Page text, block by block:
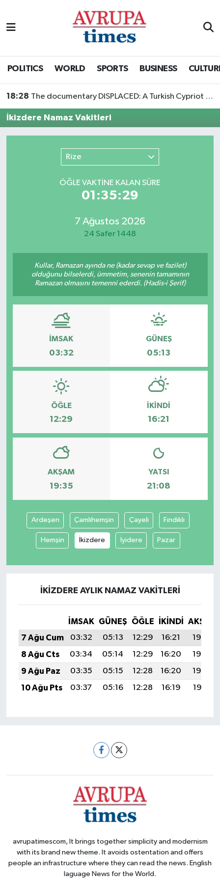
POLITICS WORLD SPORTS BUSINESS
18:28 The documentary DISPLACED: A Turkish Cypriot Story is now available to watch
İkizdere Namaz Vakitleri
Rize
ÖĞLE VAKTİNE KALAN SÜRE
01:35:29
7 Ağustos 2026
24 Safer 1448
Kullar, Ramazan ayında ne (kadar sevap ve fazilet)
olduğunu bilselerdi, ümmetim, senenin tamamının
Ramazan olmasını temenni ederdi. (Hadis-i Şerif)
İMSAK
03:32
GÜNEŞ
05:13
ÖĞLE
12:29
İKINDI
16:21
AKŞAM
19:35
YATSI
21:08
Ardeşen Çamlıhemşin Çayeli Fındıklı
Hemşin İkizdere İyidere Pazar
İKIZDERE AYLIK NAMAZ VAKITLERI
İMSAK GÜNEŞ ÖĞLE İKINDI
AKŞAM
7 Ağu Cum
03:32 05:13 12:29 16:21
19:35
8 Ağu Cts
03:34 05:14 12:29 16:20
19:33
9 Ağu Paz
03:35 05:15 12:28 16:20
19:32
10 Ağu Pts
03:37 05:16 12:28 16:19 19:31
avrupatimescom, It brings together simplicity and modernism
with its brand new theme. It avoids ostentation and offers
people an infrastructure where they can read the news. English
laguage News for the World.
Nöbetçi Eczaneler
Süper Lig Puan Durumu ve Fikstür
Son Dakika Haberleri